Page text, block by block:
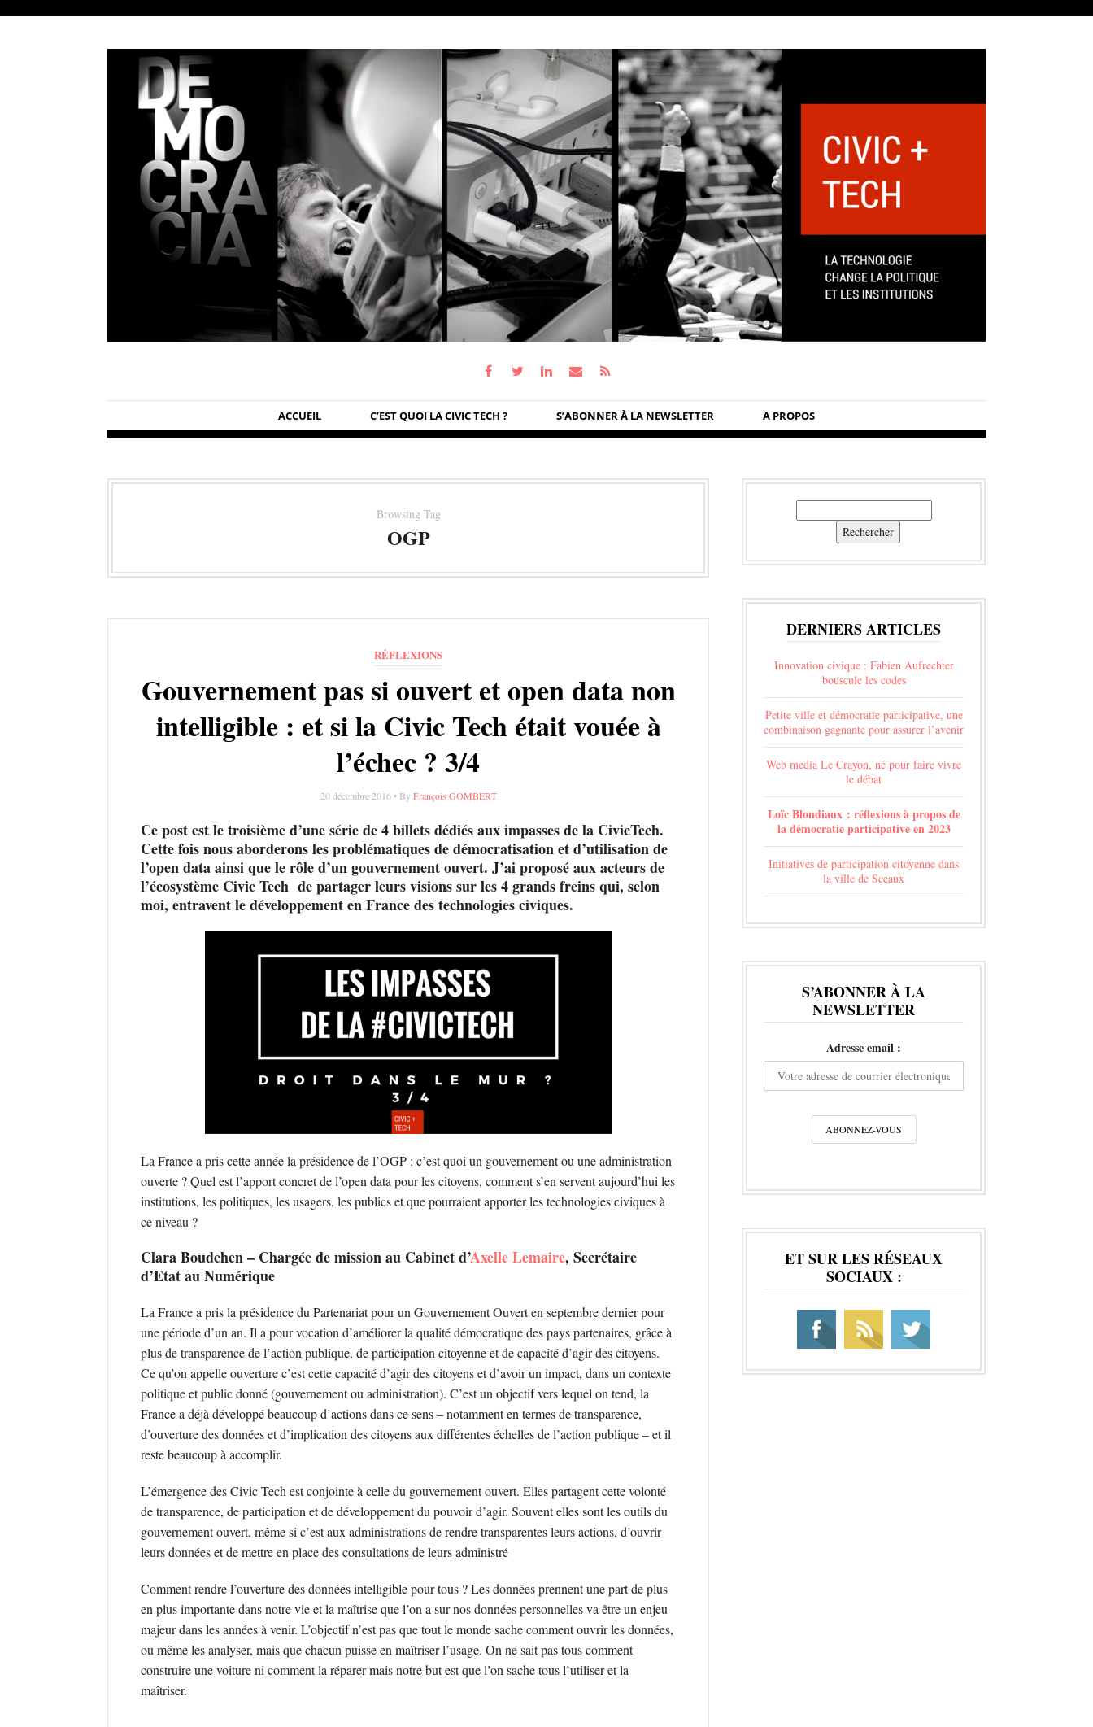
ACCUEIL C’EST QUOI LA CIVIC TECH ? S’ABONNER À LA NEWSLETTER A PROPOS
Browsing Tag
OGP
RÉFLEXIONS
Gouvernement pas si ouvert et open data non
intelligible : et si la Civic Tech était vouée à
l’échec ? 3/4
20 décembre 2016 • By François GOMBERT
Ce post est le troisième d’une série de 4 billets dédiés aux impasses de la CivicTech.
Cette fois nous aborderons les problématiques de démocratisation et d’utilisation de
l’open data ainsi que le rôle d’un gouvernement ouvert. J’ai proposé aux acteurs de
l’écosystème Civic Tech de partager leurs visions sur les 4 grands freins qui, selon
moi, entravent le développement en France des technologies civiques.
La France a pris cette année la présidence de l’OGP : c’est quoi un gouvernement ou une administration
ouverte ? Quel est l’apport concret de l’open data pour les citoyens, comment s’en servent aujourd’hui les
institutions, les politiques, les usagers, les publics et que pourraient apporter les technologies civiques à
ce niveau ?
Clara Boudehen – Chargée de mission au Cabinet d’Axelle Lemaire, Secrétaire
d’Etat au Numérique
La France a pris la présidence du Partenariat pour un Gouvernement Ouvert en septembre dernier pour
une période d’un an. Il a pour vocation d’améliorer la qualité démocratique des pays partenaires, grâce à
plus de transparence de l’action publique, de participation citoyenne et de capacité d’agir des citoyens.
Ce qu’on appelle ouverture c’est cette capacité d’agir des citoyens et d’avoir un impact, dans un contexte
politique et public donné (gouvernement ou administration). C’est un objectif vers lequel on tend, la
France a déjà développé beaucoup d’actions dans ce sens – notamment en termes de transparence,
d’ouverture des données et d’implication des citoyens aux différentes échelles de l’action publique – et il
reste beaucoup à accomplir.
L’émergence des Civic Tech est conjointe à celle du gouvernement ouvert. Elles partagent cette volonté
de transparence, de participation et de développement du pouvoir d’agir. Souvent elles sont les outils du
gouvernement ouvert, même si c’est aux administrations de rendre transparentes leurs actions, d’ouvrir
leurs données et de mettre en place des consultations de leurs administré
Comment rendre l’ouverture des données intelligible pour tous ? Les données prennent une part de plus
en plus importante dans notre vie et la maîtrise que l’on a sur nos données personnelles va être un enjeu
majeur dans les années à venir. L’objectif n’est pas que tout le monde sache comment ouvrir les données,
ou même les analyser, mais que chacun puisse en maîtriser l’usage. On ne sait pas tous comment
construire une voiture ni comment la réparer mais notre but est que l’on sache tous l’utiliser et la
maîtriser.
Rechercher
DERNIERS ARTICLES
Innovation civique : Fabien Aufrechter
bouscule les codes
Petite ville et démocratie participative, une
combinaison gagnante pour assurer l’avenir
Web media Le Crayon, né pour faire vivre
le débat
Loïc Blondiaux : réflexions à propos de
la démocratie participative en 2023
Initiatives de participation citoyenne dans
la ville de Sceaux
S’ABONNER À LA
NEWSLETTER
Adresse email :
ET SUR LES RÉSEAUX
SOCIAUX :